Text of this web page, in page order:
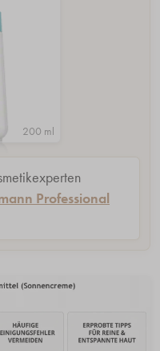
200 ml
Professional